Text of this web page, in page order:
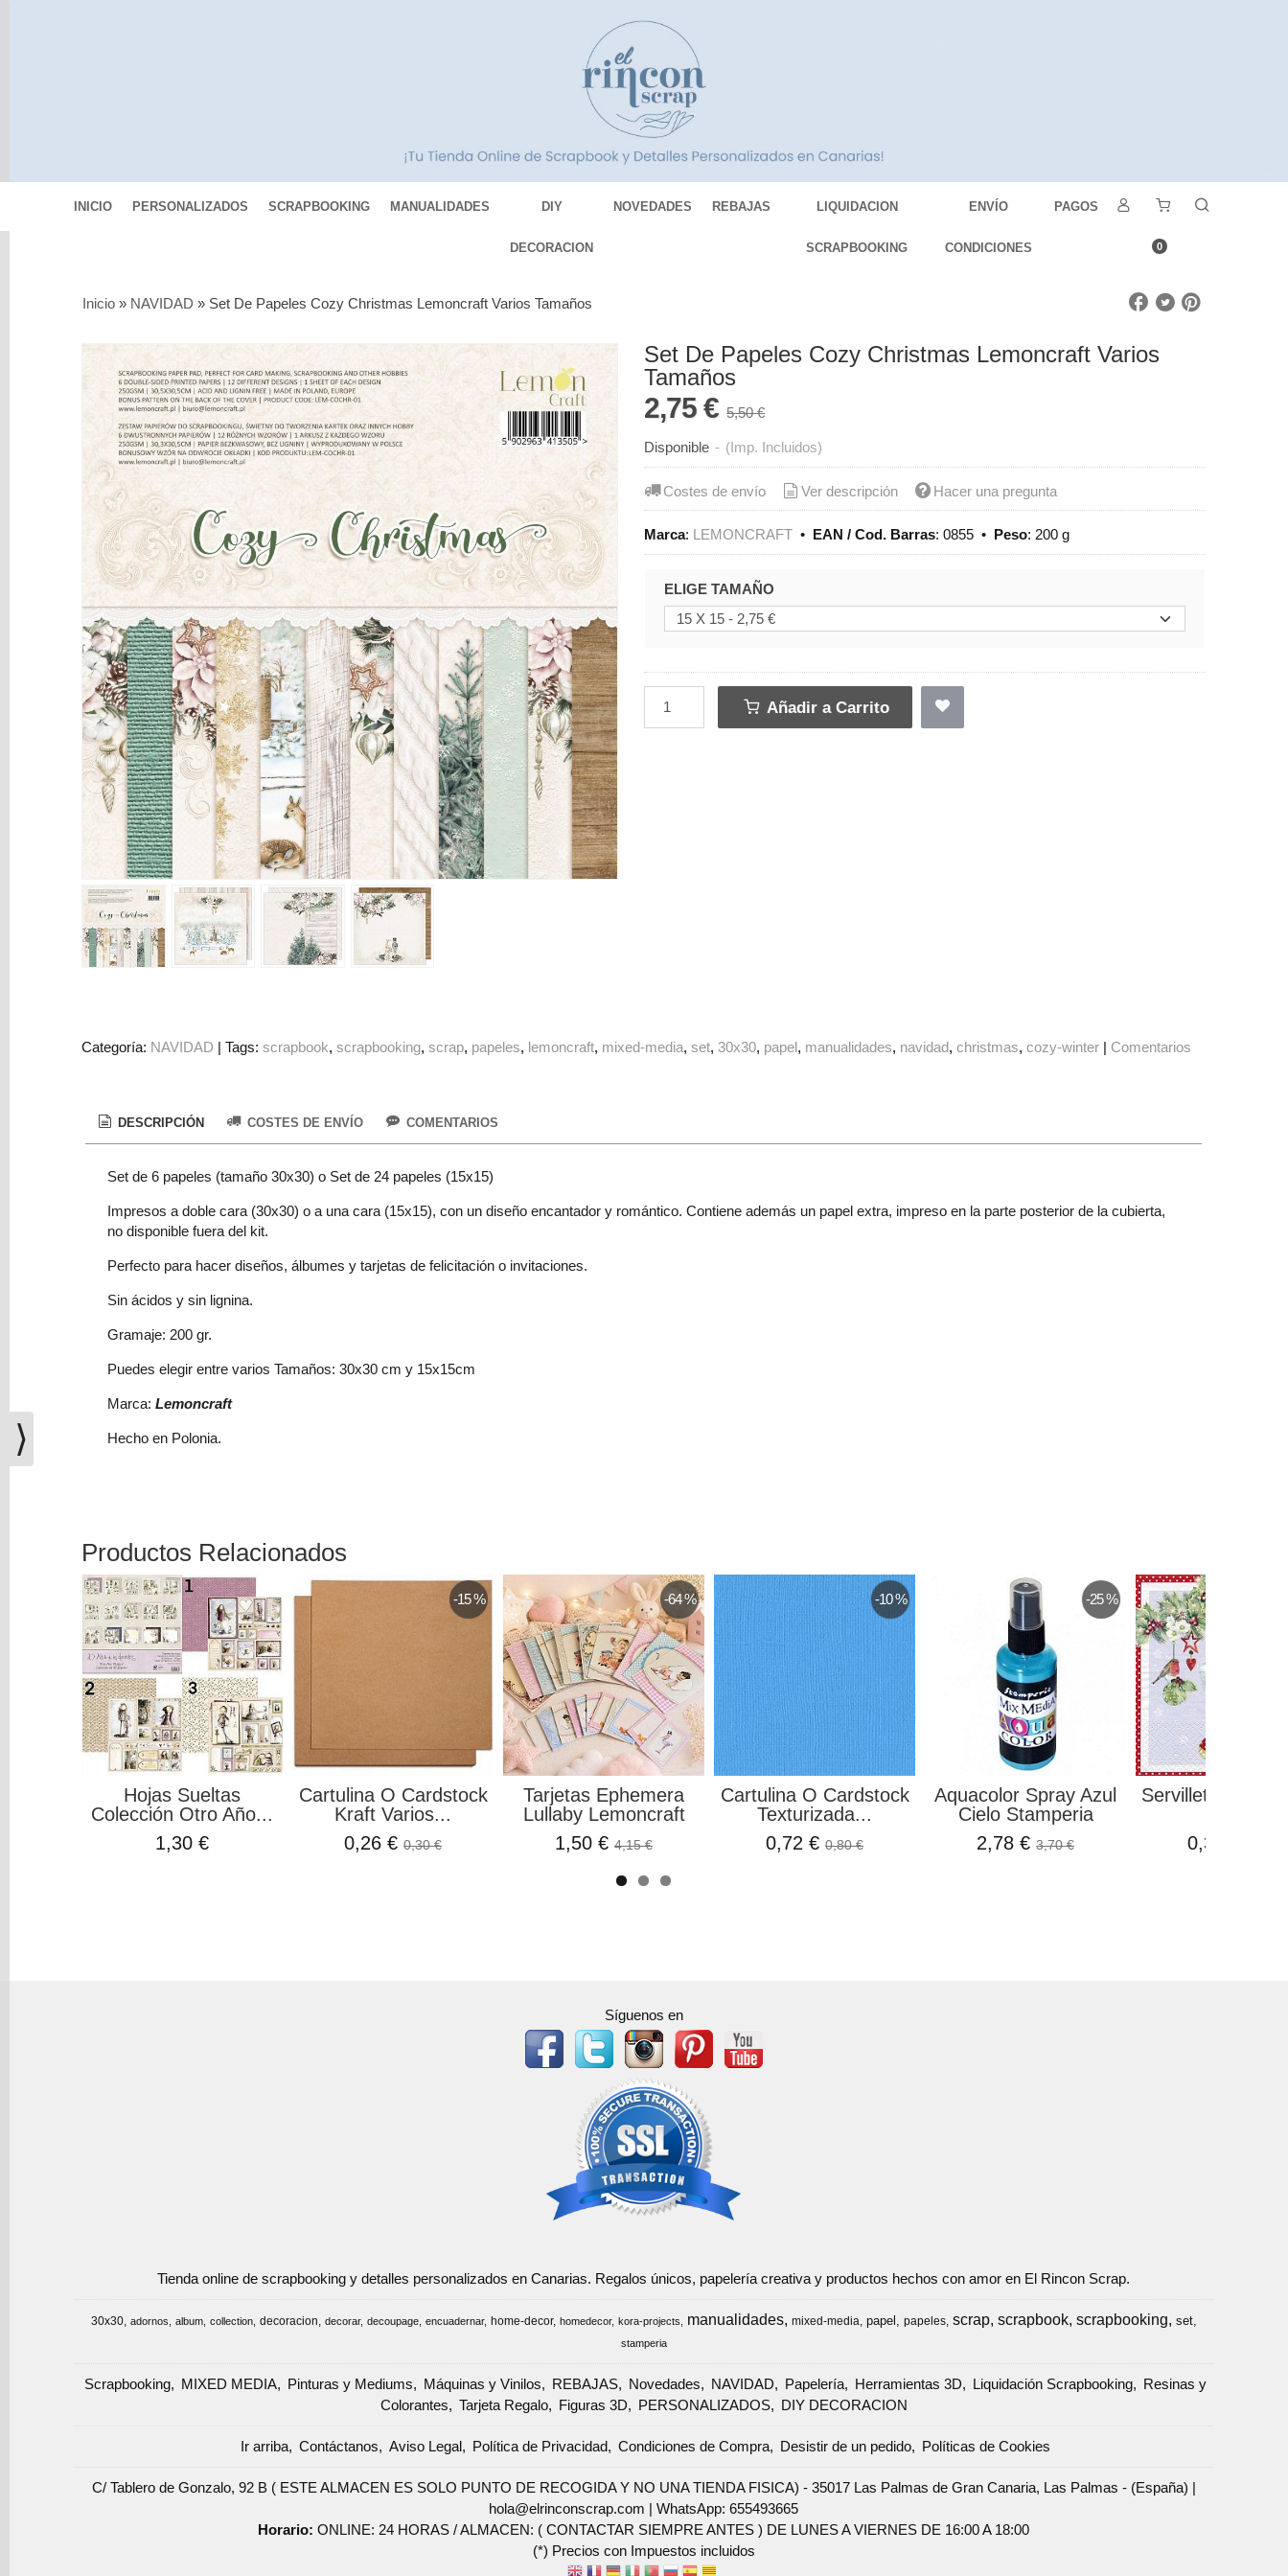
INICIO PERSONALIZADOS SCRAPBOOKING MANUALIDADES DIY
DECORACION
NOVEDADES REBAJAS LIQUIDACION
SCRAPBOOKING
ENVÍO
CONDICIONES
PAGOS
0
Mediums
Máquinas
Vinilos
REBAJAS
Novedades
NAVIDAD
Papelería
Herramientas
3D
Liquidación
Scrapbooking
Resinas
Colorantes
Tarjeta
Regalo
Figuras
DIY
Marcas
Carrito
compra
Instagram
Facebook
Youtube
Inicio » NAVIDAD » Set De Papeles Cozy Christmas Lemoncraft Varios Tamaños
Set De Papeles Cozy Christmas Lemoncraft Varios
Tamaños
2,75 € 5,50 €
Disponible - (Imp. Incluidos)
Costes de envío Ver descripción Hacer una pregunta
Marca: LEMONCRAFT • EAN / Cod. Barras:0855 • Peso: 200 g
ELIGE TAMAÑO
Añadir a Carrito
Categoría: NAVIDAD |Tags:scrapbook scrapbooking scrap papeles lemoncraft mixed-media set 30x30 papel manualidades navidad christmas cozy-winter | Comentarios
DESCRIPCIÓN COSTES DE ENVÍO COMENTARIOS
Set de 6 papeles (tamaño 30x30) o Set de 24 papeles (15x15)
Impresos a doble cara (30x30) o a una cara (15x15), con un diseño encantador y romántico. Contiene además un papel extra, impreso en la parte posterior de la cubierta,
no disponible fuera del kit.
Perfecto para hacer diseños, álbumes y tarjetas de felicitación o invitaciones.
Sin ácidos y sin lignina.
Gramaje: 200 gr.
Puedes elegir entre varios Tamaños: 30x30 cm y 15x15cm
Marca: Lemoncraft
Hecho en Polonia.
Productos Relacionados
Hojas Sueltas
Colección Otro Año...
1,30 €
-15 %
Cartulina O Cardstock
Kraft Varios...
0,26 €0,30 €
-64 %
Tarjetas Ephemera
Lullaby Lemoncraft
1,50 €4,15 €
-10 %
Cartulina O Cardstock
Texturizada...
0,72 €0,80 €
-25 %
Aquacolor Spray Azul
Cielo Stamperia
2,78 €3,70 €
Servilleta
0,32 €
Síguenos en
Tienda online de scrapbooking y detalles personalizados en Canarias. Regalos únicos, papelería creativa y productos hechos con amor en El Rincon Scrap.
30x30 adornos album collection decoracion decorar decoupage encuadernar home-decor homedecor kora-projects manualidades mixed-media papel papeles scrap scrapbook scrapbooking set
stamperia
Scrapbooking MIXED MEDIA Pinturas y Mediums Máquinas y Vinilos REBAJAS Novedades NAVIDAD Papelería Herramientas 3D Liquidación Scrapbooking
Resinas y
Colorantes
Tarjeta Regalo Figuras 3D PERSONALIZADOS DIY DECORACION
Ir arriba Contáctanos Aviso Legal Política de Privacidad Condiciones de Compra Desistir de un pedido Políticas de Cookies
C/ Tablero de Gonzalo, 92 B ( ESTE ALMACEN ES SOLO PUNTO DE RECOGIDA Y NO UNA TIENDA FISICA) - 35017 Las Palmas de Gran Canaria, Las Palmas - (España) |
hola@elrinconscrap.com |WhatsApp: 655493665
Horario:ONLINE: 24 HORAS / ALMACEN: ( CONTACTAR SIEMPRE ANTES ) DE LUNES A VIERNES DE 16:00 A 18:00
(*) Precios con Impuestos incluidos
⟩